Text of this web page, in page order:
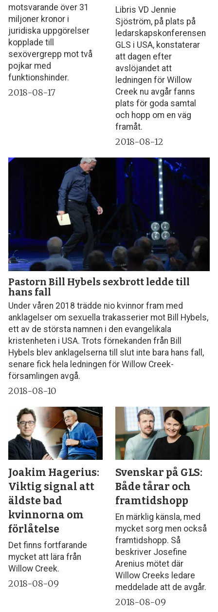
motsvarande över 31
miljoner kronor i
juridiska uppgörelser
kopplade till
sexövergrepp mot två
pojkar med
funktionshinder.
2018-08-17
Libris VD Jennie
Sjöström, på plats på
ledarskapskonferensen
GLS i USA, konstaterar
att dagen efter
avslöjandet att
ledningen för Willow
Creek nu avgår fanns
plats för goda samtal
och hopp om en väg
framåt.
2018-08-12
Pastorn Bill Hybels sexbrott ledde till
hans fall
Under våren 2018 trädde nio kvinnor fram med
anklagelser om sexuella trakasserier mot Bill Hybels,
ett av de största namnen i den evangelikala
kristenheten i USA. Trots förnekanden från Bill
Hybels blev anklagelserna till slut inte bara hans fall,
senare fick hela ledningen för Willow Creek-
församlingen avgå.
2018-08-10
Joakim Hagerius:
Viktig signal att
äldste bad
kvinnorna om
förlåtelse
Det finns fortfarande
mycket att lära från
Willow Creek.
2018-08-09
Svenskar på GLS:
Både tårar och
framtidshopp
En märklig känsla, med
mycket sorg men också
framtidshopp. Så
beskriver Josefine
Arenius mötet där
Willow Creeks ledare
meddelade att de avgår.
2018-08-09